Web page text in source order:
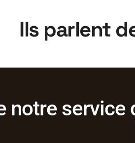
Ils parlent
notre